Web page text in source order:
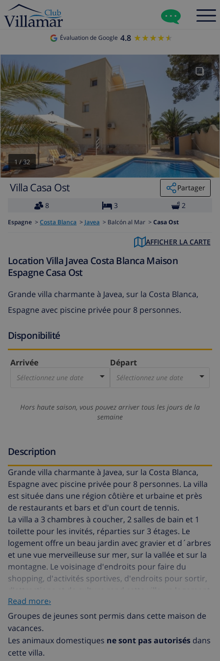
Évaluation de Google 4.8 ★★★★★
★★★★★
1 /32
Villa Casa Ost
Partager
8
3 2
Espagne > Costa Blanca > Javea > Balcón al Mar > Casa Ost
AFFICHER LA CARTE
Location Villa Javea Costa Blanca Maison
Espagne Casa Ost
Grande villa charmante à Javea, sur la Costa Blanca,
Espagne avec piscine privée pour 8 personnes.
Disponibilité
Arrivée
Sélectionnez une date
Départ
Sélectionnez une date
Hors haute saison, vous pouvez arriver tous les jours de la
semaine
Description
Grande villa charmante à Javea, sur la Costa Blanca,
Espagne avec piscine privée pour 8 personnes. La villa
est située dans une région côtière et urbaine et près
de restaurants et bars et d'un court de tennis.
La villa a 3 chambres à coucher, 2 salles de bain et 1
toilette pour les invités, réparties sur 3 étages. Le
logement offre un beau jardin avec gravier et d´arbres
et une vue merveilleuse sur mer, sur la vallée et sur la
montagne. Le voisinage d'endroits pour faire du
shopping, d'activités sportives, d'endroits pour sortir,
convenable pour passer vos vacances avec votre
famille ou vos amis et même vos animaux
domestiques.
Intérieur de la villa
Read more›
Groupes de jeunes sont permis dans cette maison de
vacances.
Les animaux domestiques ne sont pas autorisés dans
cette villa.